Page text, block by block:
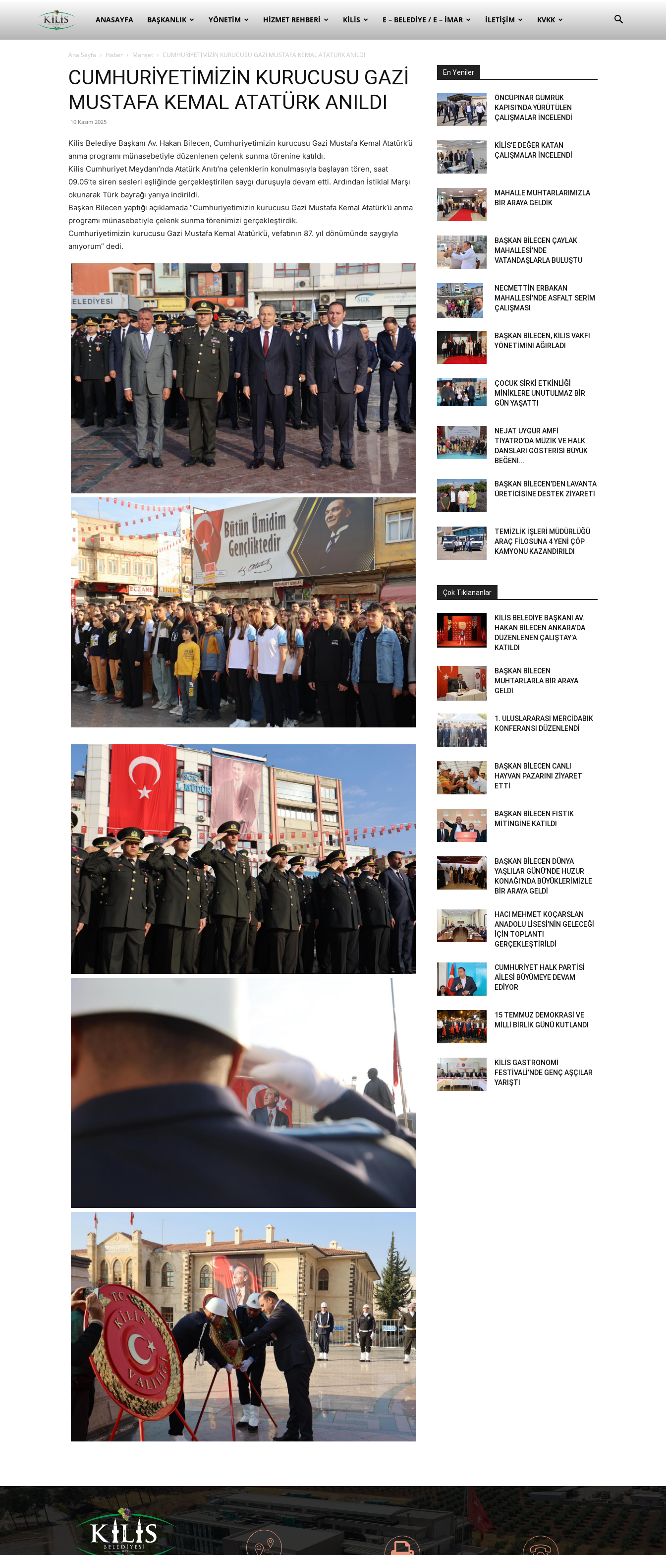
Kilis
Belediyesi
ANASAYFA BAŞKANLIK YÖNETIM HIZMET REHBERI KILIS E – BELEDIYE / E – İMAR İLETIŞIM KVKK
Ana Sayfa Haber Manşet CUMHURİYETİMİZİN KURUCUSU GAZİ MUSTAFA KEMAL ATATÜRK ANILDI
CUMHURİYETİMİZİN KURUCUSU GAZİ
MUSTAFA KEMAL ATATÜRK ANILDI
10 Kasım 2025
Kilis Belediye Başkanı Av. Hakan Bilecen, Cumhuriyetimizin kurucusu Gazi Mustafa Kemal Atatürk’ü
anma programı münasebetiyle düzenlenen çelenk sunma törenine katıldı.
Kilis Cumhuriyet Meydanı’nda Atatürk Anıtı’na çelenklerin konulmasıyla başlayan tören, saat
09.05’te siren sesleri eşliğinde gerçekleştirilen saygı duruşuyla devam etti. Ardından İstiklal Marşı
okunarak Türk bayrağı yarıya indirildi.
Başkan Bilecen yaptığı açıklamada “Cumhuriyetimizin kurucusu Gazi Mustafa Kemal Atatürk’ü anma
programı münasebetiyle çelenk sunma törenimizi gerçekleştirdik.
Cumhuriyetimizin kurucusu Gazi Mustafa Kemal Atatürk’ü, vefatının 87. yıl dönümünde saygıyla
anıyorum” dedi.
En Yeniler
ÖNCÜPINAR GÜMRÜK
KAPISI’NDA YÜRÜTÜLEN
ÇALIŞMALAR İNCELENDİ
KİLİS’E DEĞER KATAN
ÇALIŞMALAR İNCELENDİ
MAHALLE MUHTARLARIMIZLA
BİR ARAYA GELDİK
BAŞKAN BİLECEN ÇAYLAK
MAHALLESİ’NDE
VATANDAŞLARLA BULUŞTU
NECMETTİN ERBAKAN
MAHALLESİ’NDE ASFALT SERİM
ÇALIŞMASI
BAŞKAN BİLECEN, KİLİS VAKFI
YÖNETİMİNİ AĞIRLADI
ÇOCUK SİRKİ ETKİNLİĞİ
MİNİKLERE UNUTULMAZ BİR
GÜN YAŞATTI
NEJAT UYGUR AMFİ
TİYATRO’DA MÜZİK VE HALK
DANSLARI GÖSTERİSİ BÜYÜK
BEĞENİ...
BAŞKAN BİLECEN’DEN LAVANTA
ÜRETİCİSİNE DESTEK ZİYARETİ
TEMİZLİK İŞLERİ MÜDÜRLÜĞÜ
ARAÇ FİLOSUNA 4 YENİ ÇÖP
KAMYONU KAZANDIRILDI
Çok Tıklananlar
KİLİS BELEDİYE BAŞKANI AV.
HAKAN BİLECEN ANKARA’DA
DÜZENLENEN ÇALIŞTAY’A
KATILDI
BAŞKAN BİLECEN
MUHTARLARLA BİR ARAYA
GELDİ
1. ULUSLARARASI MERCİDABIK
KONFERANSI DÜZENLENDİ
BAŞKAN BİLECEN CANLI
HAYVAN PAZARINI ZİYARET
ETTİ
BAŞKAN BİLECEN FISTIK
MİTİNGİNE KATILDI
BAŞKAN BİLECEN DÜNYA
YAŞLILAR GÜNÜ’NDE HUZUR
KONAĞI’NDA BÜYÜKLERİMİZLE
BİR ARAYA GELDİ
HACI MEHMET KOÇARSLAN
ANADOLU LİSESİ’NİN GELECEĞİ
İÇİN TOPLANTI
GERÇEKLEŞTİRİLDİ
CUMHURİYET HALK PARTİSİ
AİLESİ BÜYÜMEYE DEVAM
EDİYOR
15 TEMMUZ DEMOKRASİ VE
MİLLİ BİRLİK GÜNÜ KUTLANDI
KİLİS GASTRONOMİ
FESTİVALİ’NDE GENÇ AŞÇILAR
YARIŞTI